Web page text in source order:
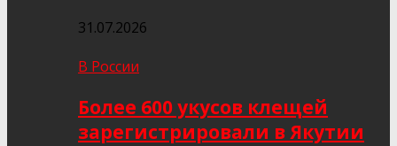
31.07.2026
В России
Более 600 укусов клещей
зарегистрировали в Якутии